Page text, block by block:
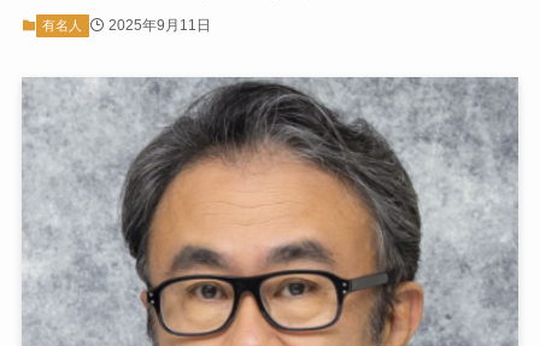
有名人 2025年9月11日